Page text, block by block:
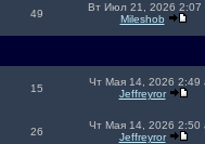
49
Вт Июл 21, 2026 2:07
Mileshob
15
Чт Мая 14, 2026 2:49
Jeffreyror
26
Чт Мая 14, 2026 2:50
Jeffreyror